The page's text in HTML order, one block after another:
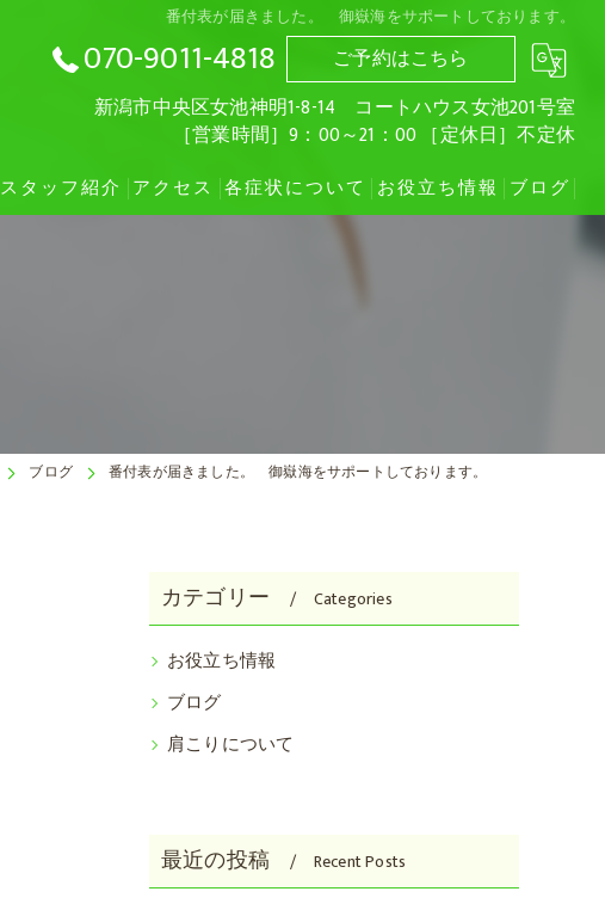
番付表が届きました。 御嶽海をサポートしております。
070-9011-4818
ご予約はこちら
新潟市中央区女池神明1-8-14 コートハウス女池201号室
［営業時間］9：00～21：00 ［定休日］不定休
スタッフ紹介 アクセス 各症状について
頚椎ヘルニア
骨盤の歪み
産後の不調
腰痛
手足の痺れ
お役立ち情報 ブログ
ブログ 番付表が届きました。 御嶽海をサポートしております。
カテゴリー Categories
お役立ち情報
ブログ
肩こりについて
最近の投稿 Recent Posts